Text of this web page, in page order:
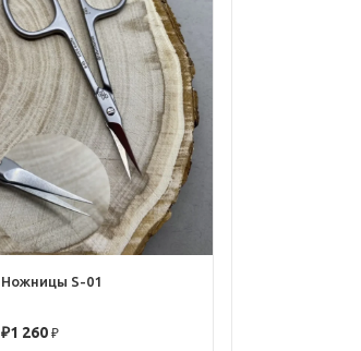
Ножницы S-01
★★★★★
₽1 260